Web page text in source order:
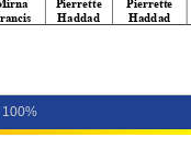
100%